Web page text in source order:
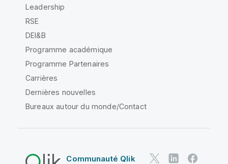
Leadership
RSE
DEI&B
Programme académique
Programme Partenaires
Carrières
Dernières nouvelles
Bureaux autour du monde/Contact
Communauté Qlik